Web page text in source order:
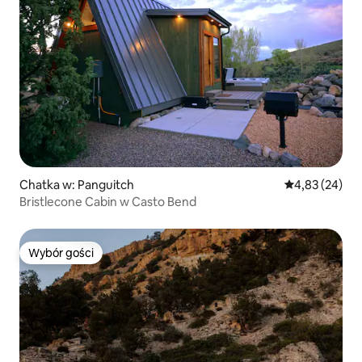
Chatka w: Panguitch Średnia
4,83 (24)
Bristlecone Cabin w Casto Bend
Wybór gości
Wybór gości